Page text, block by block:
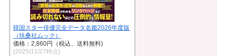
韓国スター俳優完全データ名鑑2026年度版
（扶桑社ムック）
価格：2,860円（税込、送料無料)
(2025/11/27時点)